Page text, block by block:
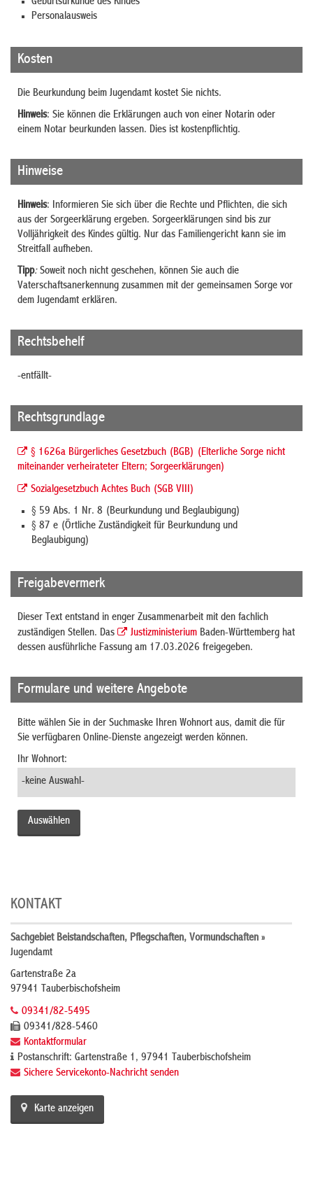
Personalausweis
Kosten
Die Beurkundung beim Jugendamt kostet Sie nichts.
Hinweis: Sie können die Erklärungen auch von einer Notarin oder
einem Notar beurkunden lassen. Dies ist kostenpflichtig.
Hinweise
Hinweis: Informieren Sie sich über die Rechte und Pflichten, die sich
aus der Sorgeerklärung ergeben. Sorgeerklärungen sind bis zur
Volljährigkeit des Kindes gültig. Nur das Familiengericht kann sie im
Streitfall aufheben.
Tipp:Soweit noch nicht geschehen, können Sie auch die
Vaterschaftsanerkennung zusammen mit der gemeinsamen Sorge vor
dem Jugendamt erklären.
Rechtsbehelf
-entfällt-
Rechtsgrundlage
§ 1626a Bürgerliches Gesetzbuch (BGB) (Elterliche Sorge nicht
miteinander verheirateter Eltern; Sorgeerklärungen)
Sozialgesetzbuch Achtes Buch (SGB VIII)
§ 59 Abs. 1 Nr. 8 (Beurkundung und Beglaubigung)
§ 87 e (Örtliche Zuständigkeit für Beurkundung und
Beglaubigung)
Freigabevermerk
Dieser Text entstand in enger Zusammenarbeit mit den fachlich
zuständigen Stellen. Das
Justizministerium Baden-Württemberg hat
dessen ausführliche Fassung am 17.03.2026 freigegeben.
Formulare und weitere Angebote
Bitte wählen Sie in der Suchmaske Ihren Wohnort aus, damit die für
Sie verfügbaren Online-Dienste angezeigt werden können.
Ihr Wohnort:
KONTAKT
Sachgebiet Beistandschaften, Pflegschaften, Vormundschaften »
Jugendamt
Gartenstraße 2a
97941 Tauberbischofsheim
09341/82-5495
09341/828-5460
Kontaktformular
Postanschrift: Gartenstraße 1, 97941 Tauberbischofsheim
Sichere Servicekonto-Nachricht senden
Karte anzeigen